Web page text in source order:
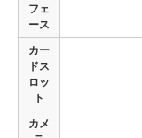
フェ
ース
カー
ドス
ロッ
ト
カメ